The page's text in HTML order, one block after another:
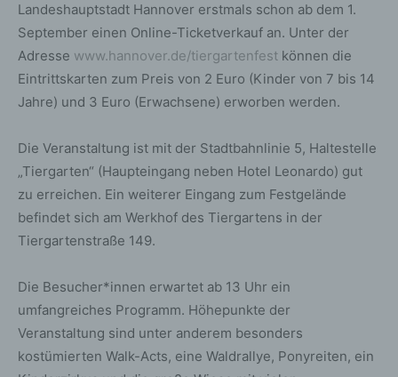
Landeshauptstadt Hannover erstmals schon ab dem 1.
September einen Online-Ticketverkauf an. Unter der
Adresse www.hannover.de/tiergartenfest können die
Eintrittskarten zum Preis von 2 Euro (Kinder von 7 bis 14
Jahre) und 3 Euro (Erwachsene) erworben werden.
Die Veranstaltung ist mit der Stadtbahnlinie 5, Haltestelle
„Tiergarten“ (Haupteingang neben Hotel Leonardo) gut
zu erreichen. Ein weiterer Eingang zum Festgelände
befindet sich am Werkhof des Tiergartens in der
Tiergartenstraße 149.
Die Besucher*innen erwartet ab 13 Uhr ein
umfangreiches Programm. Höhepunkte der
Veranstaltung sind unter anderem besonders
kostümierten Walk-Acts, eine Waldrallye, Ponyreiten, ein